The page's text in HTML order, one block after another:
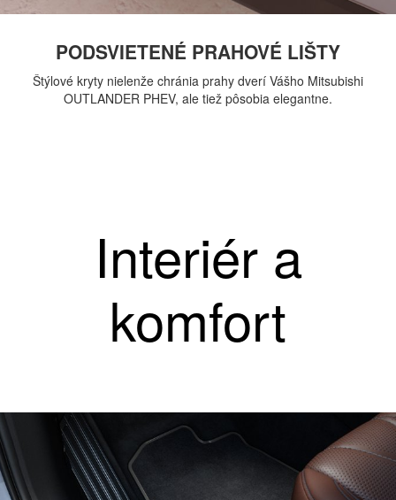
PODSVIETENÉ PRAHOVÉ LIŠTY
Štýlové kryty nielenže chránia prahy dverí Vášho Mitsubishi
OUTLANDER PHEV, ale tiež pôsobia elegantne.
Interiér a
komfort